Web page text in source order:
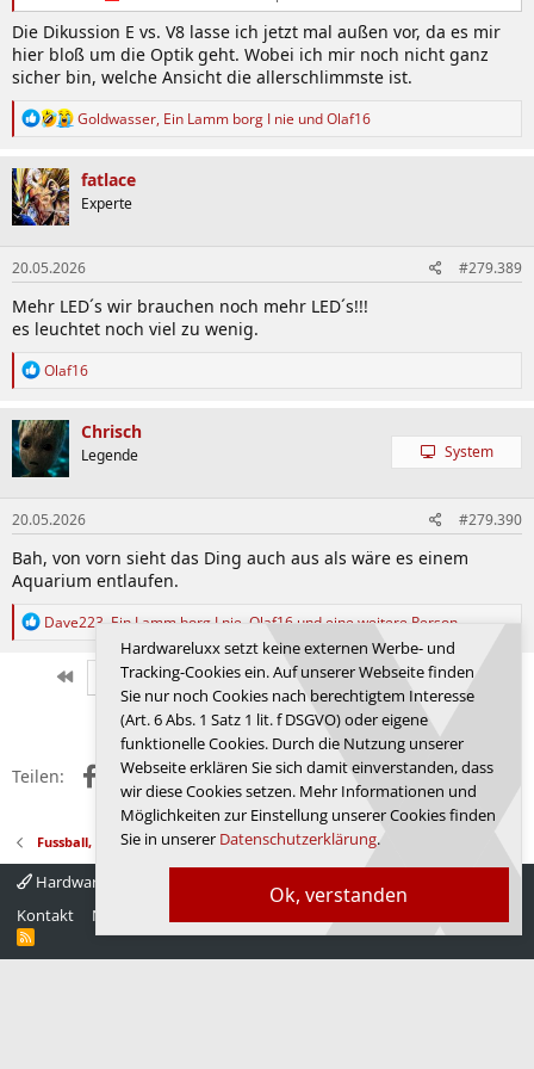
Die Dikussion E vs. V8 lasse ich jetzt mal außen vor, da es mir
hier bloß um die Optik geht. Wobei ich mir noch nicht ganz
sicher bin, welche Ansicht die allerschlimmste ist.
R
k
n
e
n
:
Goldwasser, Ein Lamm borg I nie undOlaf16
fatlace
Experte
20.05.2026 #279.389
Mehr LED´s wir brauchen noch mehr LED´s!!!
es leuchtet noch viel zu wenig.
R
k
t
i
o
n
e
n
:
Olaf16
Chrisch
Legende System
20.05.2026 #279.390
Bah, von vorn sieht das Ding auch aus als wäre es einem
Aquarium entlaufen.
R
e
Dave223 Ein Lamm borg I nie Olaf16und eine weitere Person
Erste Vorherige 9313 von 9351 Nächste
Anmelden, um zu antworten.
Teilen: FacebookX (Twitter)
RedditWhatsApp
E-MailLink
Fussball, Sport, Autos
Hardwareluxx 4.0
Kontakt
Nutzungsbedingungen
R
Ok, verstanden
Hardwareluxx setzt keine externen Werbe- und
Tracking-Cookies ein. Auf unserer Webseite finden
Sie nur noch Cookies nach berechtigtem Interesse
(Art. 6 Abs. 1 Satz 1 lit. f DSGVO) oder eigene
funktionelle Cookies. Durch die Nutzung unserer
Webseite erklären Sie sich damit einverstanden, dass
wir diese Cookies setzen. Mehr Informationen und
Möglichkeiten zur Einstellung unserer Cookies finden
Sie in unserer Datenschutzerklärung.